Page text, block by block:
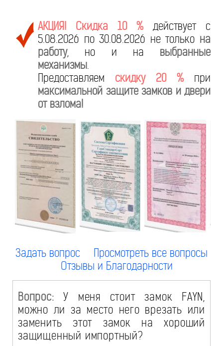
АКЦИЯ! Скидка 10 % действует с
5.08.2026 по 30.08.2026 не только на
работу, но и на выбранные
механизмы.
Предоставляем скидку 20 % при
максимальной защите замков и двери
от взлома!
Задать вопрос
Просмотреть все вопросы
Отзывы и Благодарности
Вопрос: У меня стоит замок FAYN,
можно ли за место него врезать или
заменить этот замок на хороший
защищенный импортный?